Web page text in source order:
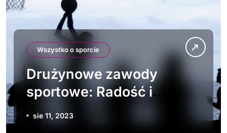
Wszystko o sporcie
Drużynowe zawody
sportowe: Radość i
zabawa z wspólnym
wysiłkiem
sie 11, 2023